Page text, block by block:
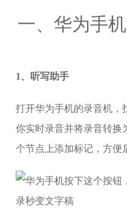
一、华为手
1、听写助手
打开华为手机的录音机，
你实时录音并将录音转换
个节点上添加标记，方便